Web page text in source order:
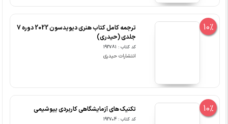
10%
ترجمه کامل کتاب هنری دیویدسون 2022 دوره 7
جلدی (حیدری)
کد کتاب : 192781
انتشارات حیدری
10% تکنیک های آزمایشگاهی کاربردی بیوشیمی
کد کتاب : 192704